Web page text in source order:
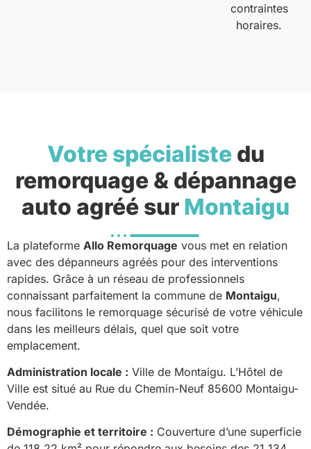
contraintes
horaires.
Votre spécialistedu
remorquage & dépannage
auto agréé sur Montaigu
La plateforme Allo Remorquage vous met en relation
avec des dépanneurs agréés pour des interventions
rapides. Grâce à un réseau de professionnels
connaissant parfaitement la commune de Montaigu,
nous facilitons le remorquage sécurisé de votre véhicule
dans les meilleurs délais, quel que soit votre
emplacement.
Administration locale : Ville de Montaigu. L’Hôtel de
Ville est situé au Rue du Chemin-Neuf 85600 Montaigu-
Vendée.
Démographie et territoire : Couverture d’une superficie